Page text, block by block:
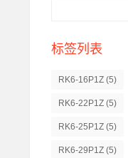
标签列表
RK6-16P1Z (5)
RK6-22P1Z (5)
RK6-25P1Z (5)
RK6-29P1Z (5)